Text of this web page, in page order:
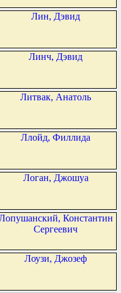
Лин, Дэвид
Линч, Дэвид
Литвак, Анатоль
Ллойд, Филлида
Логан, Джошуа
Константин
Сергеевич
Лоузи, Джозеф